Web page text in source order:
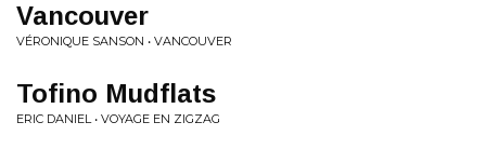
Vancouver
VÉRONIQUE SANSON • VANCOUVER
Tofino Mudflats
ERIC DANIEL • VOYAGE EN ZIGZAG